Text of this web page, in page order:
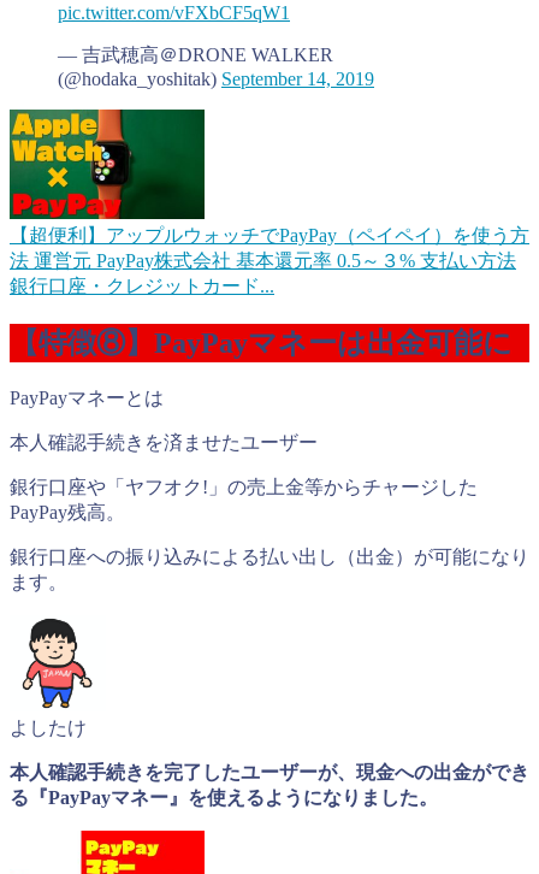
pic.twitter.com/vFXbCF5qW1
— 吉武穂高＠DRONE WALKER
(@hodaka_yoshitak) September 14, 2019
【超便利】アップルウォッチでPayPay（ペイペイ）を使う方
法 運営元 PayPay株式会社 基本還元率 0.5～３% 支払い方法
銀行口座・クレジットカード...
【特徴⑧】PayPayマネーは出金可能に
PayPayマネーとは
本人確認手続きを済ませたユーザー
銀行口座や「ヤフオク!」の売上金等からチャージした
PayPay残高。
銀行口座への振り込みによる払い出し（出金）が可能になり
ます。
よしたけ
本人確認手続きを完了したユーザーが、現金への出金ができ
る『PayPayマネー』を使えるようになりました。